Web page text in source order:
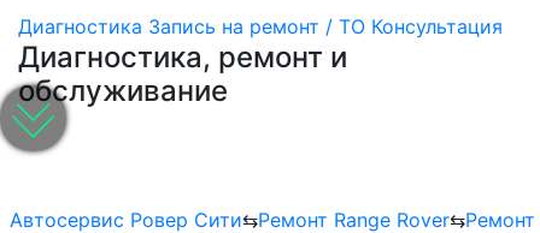
Диагностика Запись на ремонт / ТО Консультация
Диагностика, ремонт и
обслуживание
Автосервис Ровер Сити⇆Ремонт Range Rover⇆Ремонт